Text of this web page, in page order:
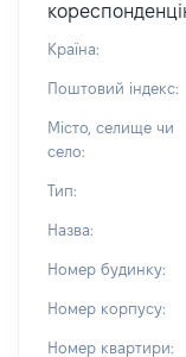
Країна:
Поштовий індекс:
Місто, селище чи
село:
Тип:
Назва:
Номер будинку:
Номер корпусу:
Номер квартири: